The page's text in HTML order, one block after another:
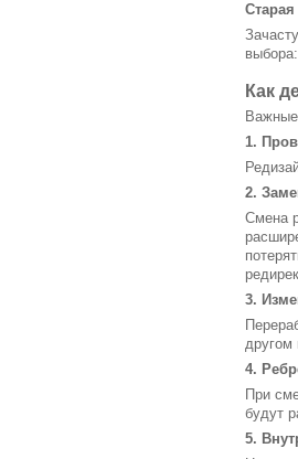
Как
Важные
1.
2.
Смена
3.
другом
4.
При
будут
5.